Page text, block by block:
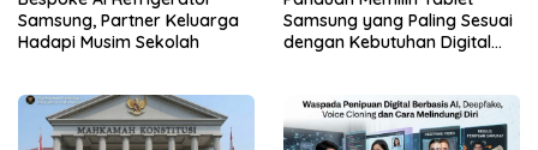
Samsung, Partner Keluarga
Hadapi Musim Sekolah
Samsung yang Paling Sesuai
dengan Kebutuhan Digital